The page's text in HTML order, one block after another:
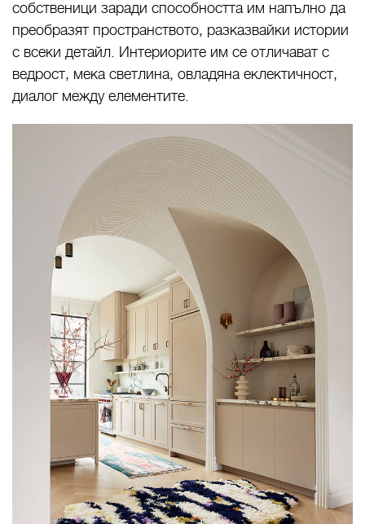
собственици заради способността им напълно да
преобразят пространството, разказвайки истории
с всеки детайл. Интериорите им се отличават с
ведрост, мека светлина, овладяна еклектичност,
диалог между елементите.